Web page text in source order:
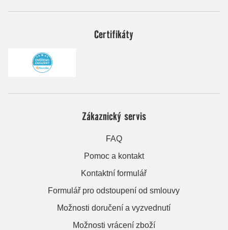
Certifikáty
Zákaznický servis
FAQ
Pomoc a kontakt
Kontaktní formulář
Formulář pro odstoupení od smlouvy
Možnosti doručení a vyzvednutí
Možnosti vrácení zboží